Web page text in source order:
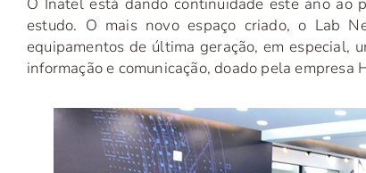
O Inatel está dando continuidade este ano ao
estudo. O mais novo espaço criado, o Lab
equipamentos de última geração, em especial,
informação e comunicação, doado pela empresa